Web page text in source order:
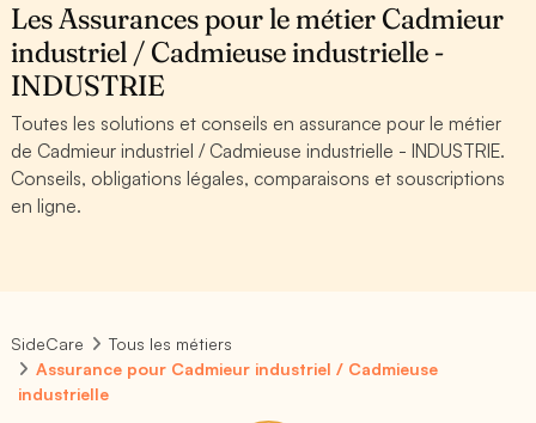
Les Assurances pour le métier Cadmieur
industriel / Cadmieuse industrielle -
INDUSTRIE
Toutes les solutions et conseils en assurance pour le métier
de Cadmieur industriel / Cadmieuse industrielle - INDUSTRIE.
Conseils, obligations légales, comparaisons et souscriptions
en ligne.
SideCare
Tous les métiers
Assurance pour Cadmieur industriel / Cadmieuse
industrielle